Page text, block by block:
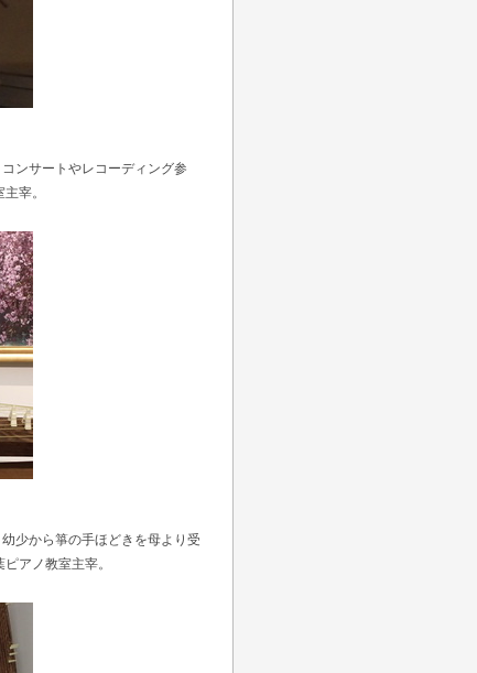
サートやレコーディング参
宰。
少から箏の手ほどきを母より受
アノ教室主宰。